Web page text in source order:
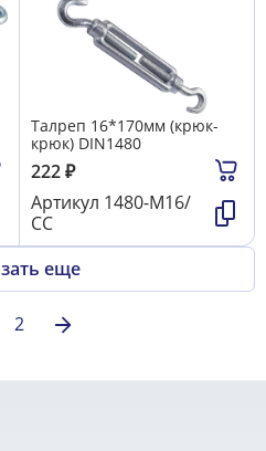
Талреп 16*170мм (крюк-
крюк) DIN1480
222₽
Артикул 1480-М16/
СС
еще
2